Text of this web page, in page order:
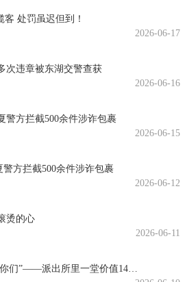
客 处罚虽迟但到！
2026-06-17
次违章被东湖交警查获
2026-06-16
警方拦截500余件涉诈包裹
2026-06-15
警方拦截500余件涉诈包裹
2026-06-12
烫的心
2026-06-11
从“别挡我发财”到“谢谢你们”——派出所里一堂价值14000元的课